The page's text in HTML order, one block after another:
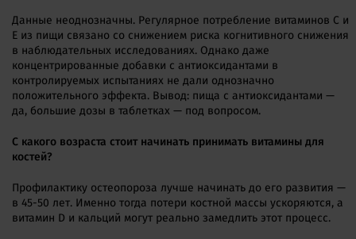
Данные неоднозначны. Регулярное потребление витаминов C и
E из пищи связано со снижением риска когнитивного снижения
в наблюдательных исследованиях. Однако даже
концентрированные добавки с антиоксидантами в
контролируемых испытаниях не дали однозначно
положительного эффекта. Вывод: пища с антиоксидантами —
да, большие дозы в таблетках — под вопросом.
С какого возраста стоит начинать принимать витамины для
костей?
Профилактику остеопороза лучше начинать до его развития —
в 45-50 лет. Именно тогда потери костной массы ускоряются, а
витамин D и кальций могут реально замедлить этот процесс.